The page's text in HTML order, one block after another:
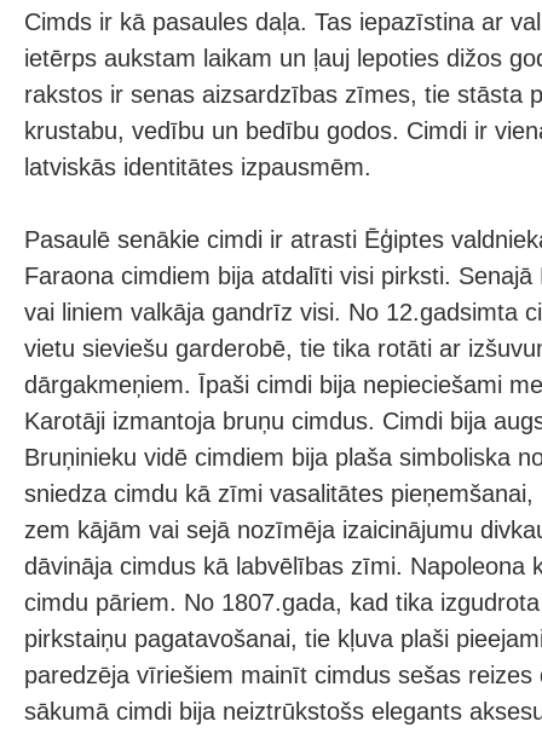
Cimds ir kā pasaules daļa. Tas iepazīstina ar
ietērps aukstam laikam un ļauj lepoties dižos
rakstos ir senas aizsardzības zīmes, tie stāsta
krustabu, vedību un bedību godos. Cimdi ir
latviskās identitātes izpausmēm.
Pasaulē senākie cimdi ir atrasti Ēģiptes
Faraona cimdiem bija atdalīti visi pirksti.
vai liniem valkāja gandrīz visi. No 12.gadsimta
vietu sieviešu garderobē, tie tika rotāti ar
dārgakmeņiem. Īpaši cimdi bija nepieciešami
Karotāji izmantoja bruņu cimdus. Cimdi bija
Bruņinieku vidē cimdiem bija plaša simboliska
sniedza cimdu kā zīmi vasalitātes
zem kājām vai sejā nozīmēja izaicinājumu
dāvināja cimdus kā labvēlības zīmi. Napoleona
cimdu pāriem. No 1807.gada, kad tika
pirkstaiņu pagatavošanai, tie kļuva plaši
paredzēja vīriešiem mainīt cimdus sešas reizes
sākumā cimdi bija neiztrūkstošs elegants